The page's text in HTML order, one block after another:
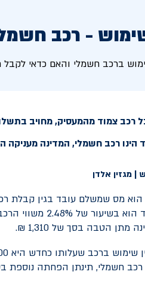
- רכב
ברכב חשמלי והאם כדאי
רכב חשמלי, המדינה מעניקה הטבה נוספת
הוא מס שמשלם עובד בגין קבלת
ישלם העובד
מתן הטבה בסך של 1,310 ₪.